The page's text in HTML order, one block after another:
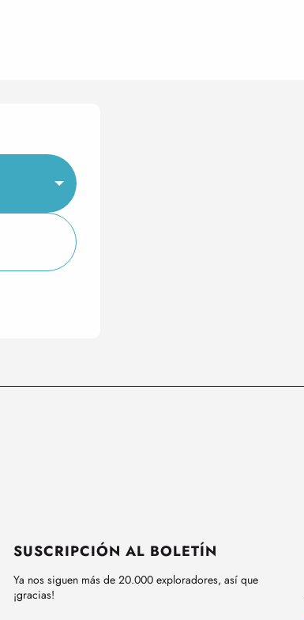
SUSCRIPCIÓN AL BOLETÍN
Ya nos siguen más de 20.000 exploradores, así que
¡gracias!